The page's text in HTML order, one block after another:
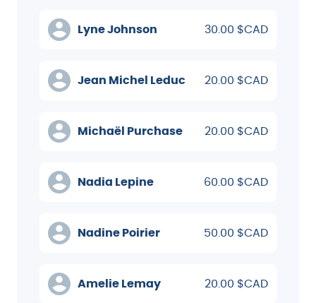
Lyne Johnson 30.00 $CAD
Jean Michel Leduc 20.00 $CAD
Michaël Purchase 20.00 $CAD
Nadia Lepine 60.00 $CAD
Nadine Poirier 50.00 $CAD
Amelie Lemay 20.00 $CAD